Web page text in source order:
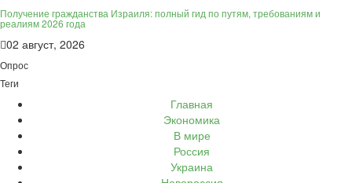
Получение гражданства Израиля: полный гид по путям, требованиям и
реалиям 2026 года
02 август, 2026
Опрос
Теги
Главная
Экономика
В мире
Россия
Украина